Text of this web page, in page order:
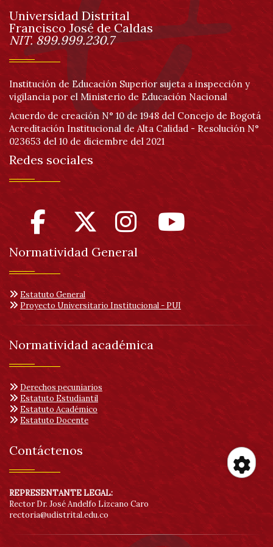
de
página
Información
Universidad Distrital
Francisco José de Caldas
NIT. 899.999.230.7
Institución de Educación Superior sujeta a inspección y
vigilancia por el Ministerio de Educación Nacional
Acuerdo de creación N° 10 de 1948 del Concejo de Bogotá
Acreditación Institucional de Alta Calidad - Resolución N°
023653 del 10 de diciembre del 2021
Redes sociales
Normatividad General
Estatuto General
Proyecto Universitario Institucional - PUI
Normatividad académica
Derechos pecuniarios
Estatuto Estudiantil
Estatuto Académico
Estatuto Docente
Contáctenos
REPRESENTANTE LEGAL:
Rector Dr. José Andelfo Lizcano Caro
rectoria@udistrital.edu.co